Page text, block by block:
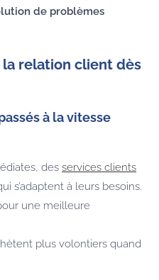
de problèmes
relation client dès
à la vitesse
des services clients
s’adaptent à leurs besoins.
une meilleure
plus volontiers quand